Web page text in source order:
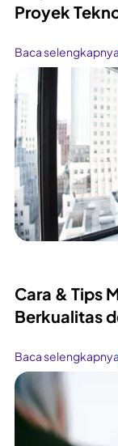
Proyek
Baca selengkapnya
Cara & Tips
Berkualitas
Baca selengkapnya